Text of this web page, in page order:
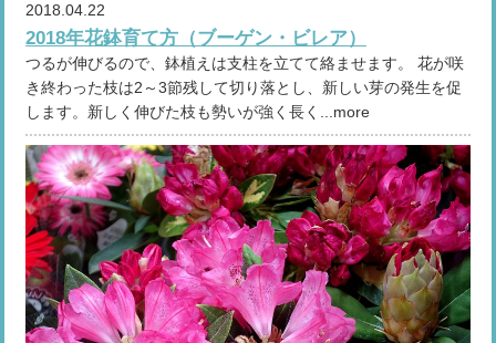
2018.04.22
2018年花鉢育て方（ブーゲン・ビレア）
つるが伸びるので、鉢植えは支柱を立てて絡ませます。 花が咲
き終わった枝は2～3節残して切り落とし、新しい芽の発生を促
します。新しく伸びた枝も勢いが強く長く...more